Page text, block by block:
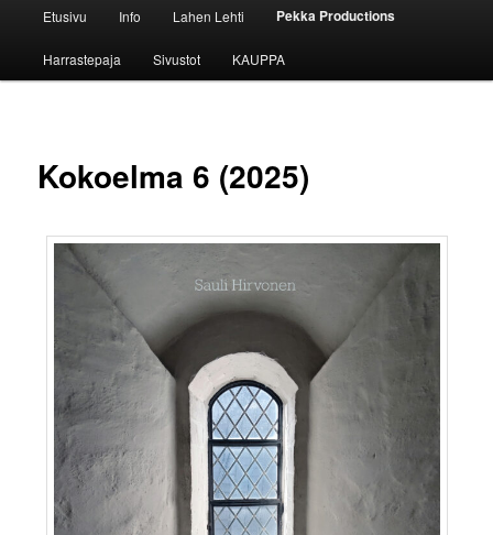
Etusivu Info Lahen Lehti Pekka Productions
Harrastepaja Sivustot KAUPPA
Kokoelma 6 (2025)